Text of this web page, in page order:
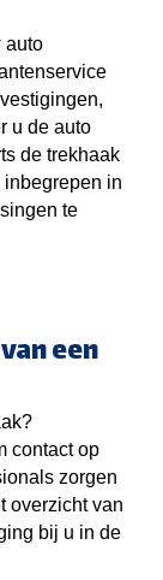
auto
u de auto
de trekhaak
inbegrepen in
te
een
contact op
zorgen
overzicht van
bij u in de